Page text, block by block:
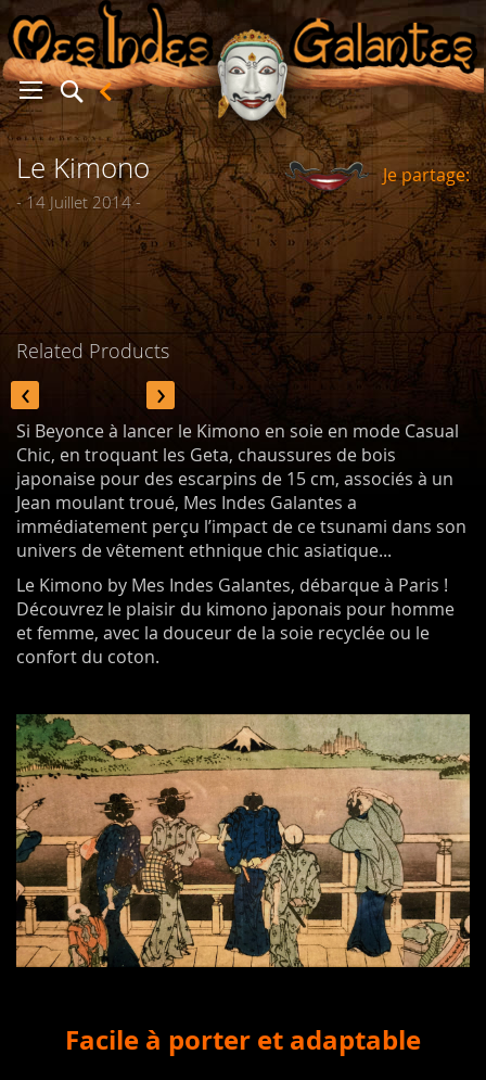
Le Kimono
- 14 Juillet 2014 -
Je partage:
Related Products
‹ ›
Si Beyonce à lancer le Kimono en soie en mode Casual
Chic, en troquant les Geta, chaussures de bois
japonaise pour des escarpins de 15 cm, associés à un
Jean moulant troué, Mes Indes Galantes a
immédiatement perçu l’impact de ce tsunami dans son
univers de vêtement ethnique chic asiatique...
Le Kimono by Mes Indes Galantes, débarque à Paris !
Découvrez le plaisir du kimono japonais pour homme
et femme, avec la douceur de la soie recyclée ou le
confort du coton.
Facile à porter et adaptable